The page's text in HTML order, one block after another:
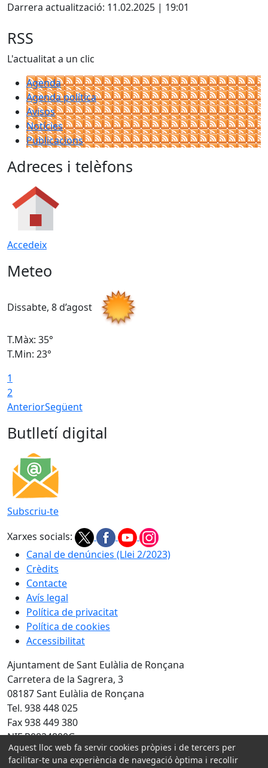
Darrera actualització: 11.02.2025 | 19:01
RSS
L'actualitat a un clic
Agenda
Agenda política
Avisos
Notícies
Publicacions
Adreces i telèfons
Accedeix
Meteo
Dissabte, 8 d’agost
T.Màx: 35°
T.Min: 23°
1
2
AnteriorSegüent
Butlletí digital
Subscriu-te
Xarxes socials:
Canal de denúncies (Llei 2/2023)
Crèdits
Contacte
Avís legal
Política de privacitat
Política de cookies
Accessibilitat
Ajuntament de Sant Eulàlia de Ronçana
Carretera de la Sagrera, 3
08187 Sant Eulàlia de Ronçana
Tel. 938 448 025
Fax 938 449 380
NIF P0824800G
Amb la col·laboració de:
Aquest lloc web fa servir cookies pròpies i de tercers per
facilitar-te una experiència de navegació òptima i recollir